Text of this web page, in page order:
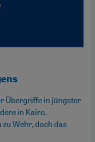
Übergriffe in jüngster
in Kairo.
Wehr, doch das